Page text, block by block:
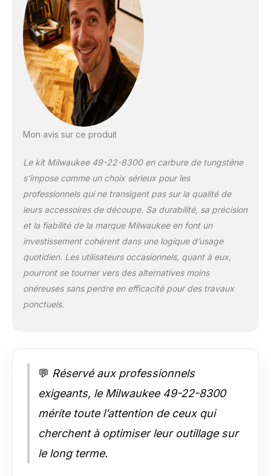
Mon avis sur ce produit
Le kit Milwaukee 49-22-8300 en carbure de tungstène
s’impose comme un choix sérieux pour les
professionnels qui ne transigent pas sur la qualité de
leurs accessoires de découpe. Sa durabilité, sa précision
et la fiabilité de la marque Milwaukee en font un
investissement cohérent dans une logique d’usage
quotidien. Les utilisateurs occasionnels, quant à eux,
pourront se tourner vers des alternatives moins
onéreuses sans perdre en efficacité pour des travaux
ponctuels.
💬 Réservé aux professionnels
exigeants, le Milwaukee 49-22-8300
mérite toute l’attention de ceux qui
cherchent à optimiser leur outillage sur
le long terme.